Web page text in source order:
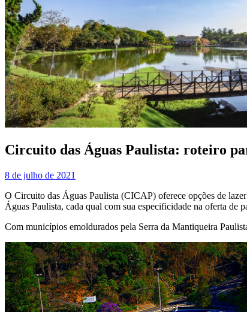
Circuito das Águas Paulista: roteiro
8 de julho de 2021
O Circuito das Águas Paulista (CICAP) oferece opções de
Águas Paulista, cada qual com sua especificidade na oferta de
Com municípios emoldurados pela Serra da Mantiqueira